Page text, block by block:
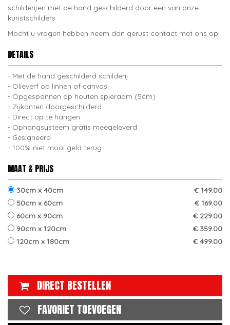
schilderijen met de hand geschilderd door een van onze
kunstschilders.
Mocht u vragen hebben neem dan gerust contact met ons op!
DETAILS
Met de hand geschilderd schilderij
Olieverf op linnen of canvas
Opgespannen op houten spieraam (5cm)
Zijkanten doorgeschilderd
Direct op te hangen
Ophangsysteem gratis meegeleverd
Gesigneerd
100% niet mooi geld terug
MAAT & PRIJS
30cm x 40cm
€ 149.00
50cm x 60cm
€ 169.00
60cm x 90cm
€ 229.00
90cm x 120cm
€ 359.00
120cm x 180cm
€ 499.00
DIRECT BESTELLEN
FAVORIET TOEVOEGEN